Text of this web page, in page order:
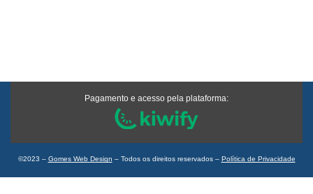
Pagamento e acesso pela plataforma:
©2023 – Gomes Web Design – Todos os direitos reservados – Política de Privacidade